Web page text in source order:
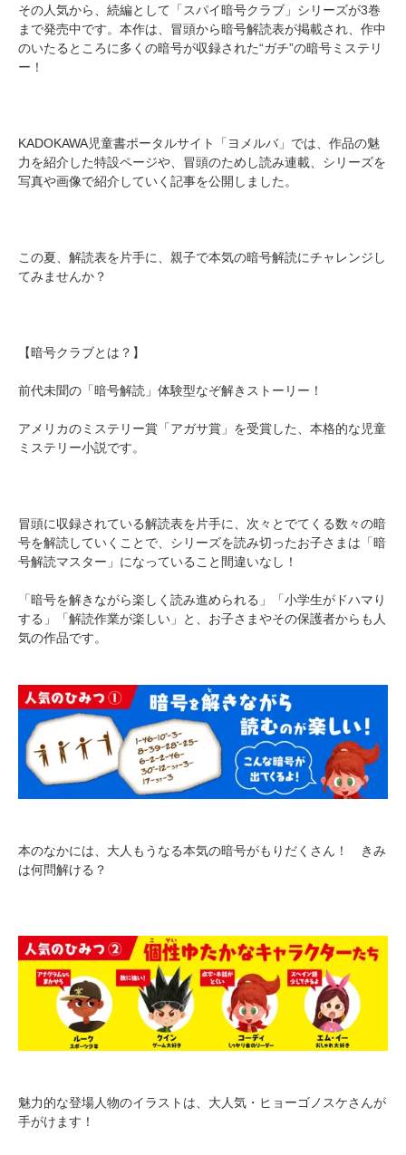
その人気から、続編として「スパイ暗号クラブ」シリーズが3巻
まで発売中です。本作は、冒頭から暗号解読表が掲載され、作中
のいたるところに多くの暗号が収録された“ガチ”の暗号ミステリ
ー！
KADOKAWA児童書ポータルサイト「ヨメルバ」では、作品の魅
力を紹介した特設ページや、冒頭のためし読み連載、シリーズを
写真や画像で紹介していく記事を公開しました。
この夏、解読表を片手に、親子で本気の暗号解読にチャレンジし
てみませんか？
【暗号クラブとは？】
前代未聞の「暗号解読」体験型なぞ解きストーリー！
アメリカのミステリー賞「アガサ賞」を受賞した、本格的な児童
ミステリー小説です。
冒頭に収録されている解読表を片手に、次々とでてくる数々の暗
号を解読していくことで、シリーズを読み切ったお子さまは「暗
号解読マスター」になっていること間違いなし！
「暗号を解きながら楽しく読み進められる」「小学生がドハマり
する」「解読作業が楽しい」と、お子さまやその保護者からも人
気の作品です。
本のなかには、大人もうなる本気の暗号がもりだくさん！ きみ
は何問解ける？
魅力的な登場人物のイラストは、大人気・ヒョーゴノスケさんが
手がけます！